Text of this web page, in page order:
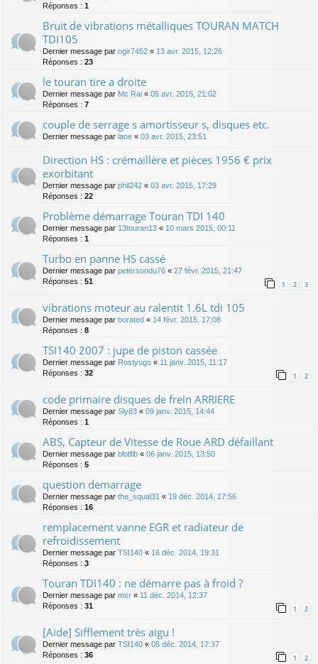
Réponses : 1
Bruit de vibrations métalliques TOURAN MATCH
TDI105
Dernier message par ogir7452 « 13 avr. 2015, 12:26
Réponses : 23
le touran tire a droite
Dernier message par Mc Rai « 05 avr. 2015, 21:02
Réponses : 7
couple de serrage s amortisseur s, disques etc.
Dernier message par laoe « 03 avr. 2015, 23:51
Direction HS : crémaillère et pièces 1956 € prix
exorbitant
Dernier message par phil242 « 03 avr. 2015, 17:29
Réponses : 22
Problème démarrage Touran TDI 140
Dernier message par 13touran13 « 10 mars 2015, 00:11
Réponses : 1
Turbo en panne HS cassé
Dernier message par petersondu76 « 27 févr. 2015, 21:47
Réponses : 51 1 2 3
vibrations moteur au ralentit 1.6L tdi 105
Dernier message par borated « 14 févr. 2015, 17:08
Réponses : 8
TSI140 2007 : jupe de piston cassée
Dernier message par Rostyugo « 11 janv. 2015, 11:17
Réponses : 32 1 2
code primaire disques de frein ARRIERE
Dernier message par Sly83 « 09 janv. 2015, 14:44
Réponses : 1
ABS, Capteur de Vitesse de Roue ARD défaillant
Dernier message par blotfib « 06 janv. 2015, 13:50
Réponses : 5
question demarrage
Dernier message par the_squal31 « 19 déc. 2014, 17:56
Réponses : 16
remplacement vanne EGR et radiateur de
refroidissement
Dernier message par TSI140 « 16 déc. 2014, 19:31
Réponses : 3
Touran TDI140 : ne démarre pas à froid ?
Dernier message par mxr « 11 déc. 2014, 12:37
Réponses : 31 1 2
[Aide] Sifflement très aigu !
Dernier message par TSI140 « 05 déc. 2014, 17:37
Réponses : 36 1 2